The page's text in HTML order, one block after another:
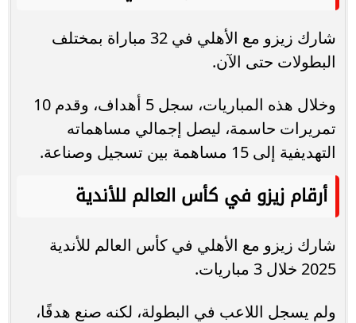
شارك زيزو مع الأهلي في 32 مباراة بمختلف
البطولات حتى الآن.
وخلال هذه المباريات، سجل 5 أهداف، وقدم 10
تمريرات حاسمة، ليصل إجمالي مساهماته
التهديفية إلى 15 مساهمة بين تسجيل وصناعة.
أرقام زيزو في كأس العالم للأندية
شارك زيزو مع الأهلي في كأس العالم للأندية
2025 خلال 3 مباريات.
ولم يسجل اللاعب في البطولة، لكنه صنع هدفًا،